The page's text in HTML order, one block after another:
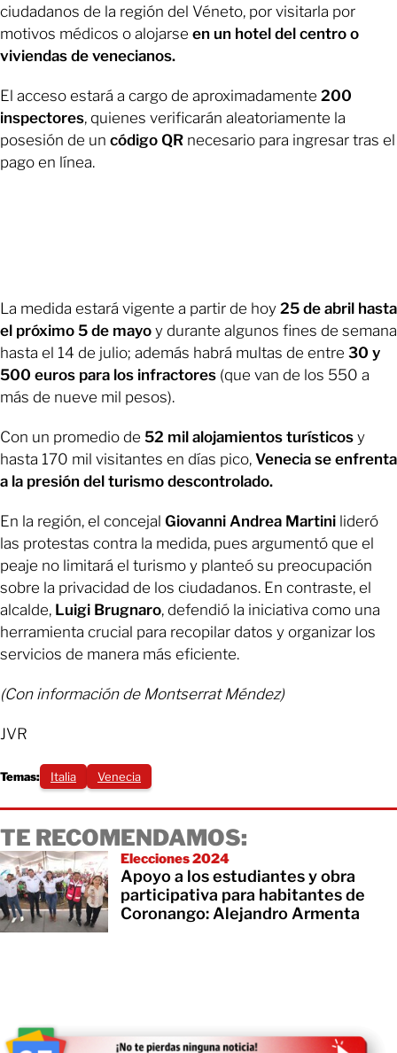
ciudadanos de la región del Véneto, por visitarla por
motivos médicos o alojarse en un hotel del centro o
viviendas de venecianos.
El acceso estará a cargo de aproximadamente 200
inspectores, quienes verificarán aleatoriamente la
posesión de un código QR necesario para ingresar tras el
pago en línea.
La medida estará vigente a partir de hoy 25 de abril hasta
el próximo 5 de mayo y durante algunos fines de semana
hasta el 14 de julio; además habrá multas de entre 30 y
500 euros para los infractores (que van de los 550 a
más de nueve mil pesos).
Con un promedio de 52 mil alojamientos turísticos y
hasta 170 mil visitantes en días pico, Venecia se enfrenta
a la presión del turismo descontrolado.
En la región, el concejal Giovanni Andrea Martini lideró
las protestas contra la medida, pues argumentó que el
peaje no limitará el turismo y planteó su preocupación
sobre la privacidad de los ciudadanos. En contraste, el
alcalde, Luigi Brugnaro, defendió la iniciativa como una
herramienta crucial para recopilar datos y organizar los
servicios de manera más eficiente.
(Con información de Montserrat Méndez)
JVR
Temas: Italia Venecia
TE RECOMENDAMOS:
Elecciones 2024
Apoyo a los estudiantes y obra
participativa para habitantes de
Coronango: Alejandro Armenta